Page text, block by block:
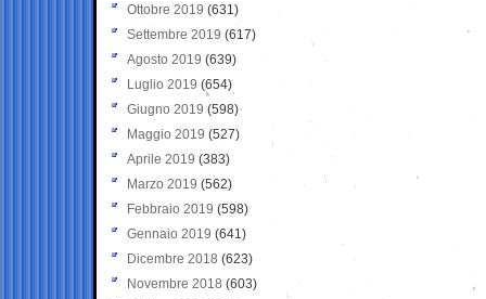
Ottobre 2019 (631)
Settembre 2019 (617)
Agosto 2019 (639)
Luglio 2019 (654)
Giugno 2019 (598)
Maggio 2019 (527)
Aprile 2019 (383)
Marzo 2019 (562)
Febbraio 2019 (598)
Gennaio 2019 (641)
Dicembre 2018 (623)
Novembre 2018 (603)